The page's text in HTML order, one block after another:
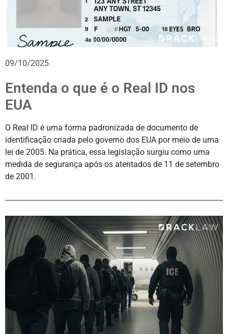
09/10/2025
Entenda o que é o Real ID nos
EUA
O Real ID é uma forma padronizada de documento de
identificação criada pelo governo dos EUA por meio de uma
lei de 2005. Na prática, essa legislação surgiu como uma
medida de segurança após os atentados de 11 de setembro
de 2001.